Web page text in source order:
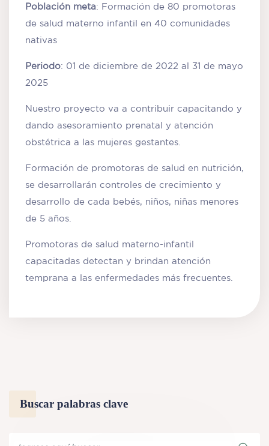
Población meta: Formación de 80 promotoras
de salud materno infantil en 40 comunidades
nativas
Periodo: 01 de diciembre de 2022 al 31 de mayo
2025
Nuestro proyecto va a contribuir capacitando y
dando asesoramiento prenatal y atención
obstétrica a las mujeres gestantes.
Formación de promotoras de salud en nutrición,
se desarrollarán controles de crecimiento y
desarrollo de cada bebés, niños, niñas menores
de 5 años.
Promotoras de salud materno-infantil
capacitadas detectan y brindan atención
temprana a las enfermedades más frecuentes.
Buscar palabras clave